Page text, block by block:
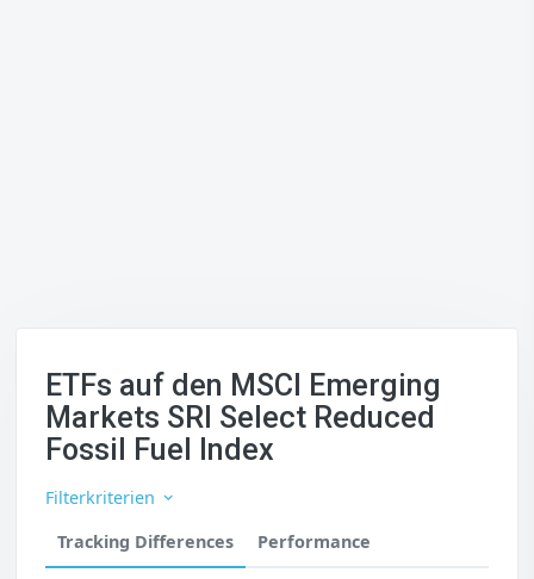
ETFs auf den MSCI Emerging
Markets SRI Select Reduced
Fossil Fuel Index
Filterkriterien
Tracking Differences
Performance